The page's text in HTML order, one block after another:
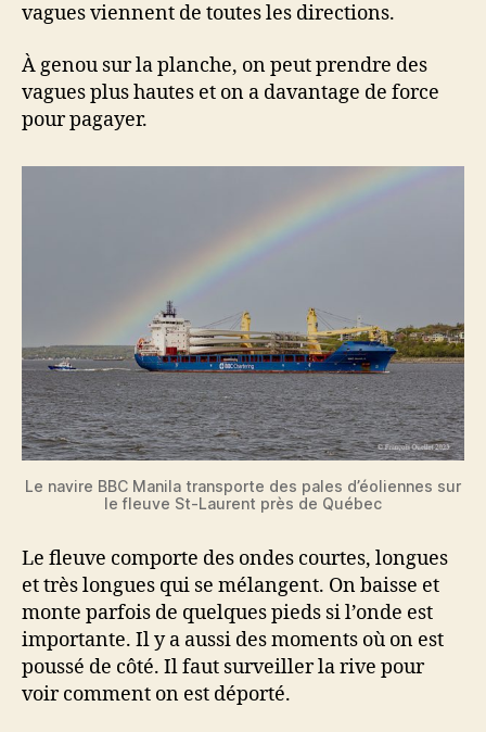
vagues viennent de toutes les directions.
À genou sur la planche, on peut prendre des
vagues plus hautes et on a davantage de force
pour pagayer.
Le navire BBC Manila transporte des pales d’éoliennes sur
le fleuve St-Laurent près de Québec
Le fleuve comporte des ondes courtes, longues
et très longues qui se mélangent. On baisse et
monte parfois de quelques pieds si l’onde est
importante. Il y a aussi des moments où on est
poussé de côté. Il faut surveiller la rive pour
voir comment on est déporté.